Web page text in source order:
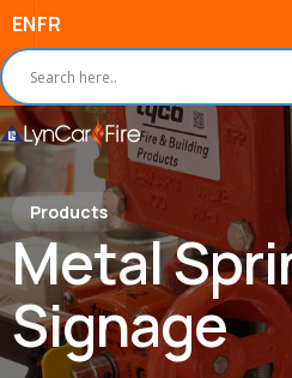
ENFR
Products
Metal
Signage